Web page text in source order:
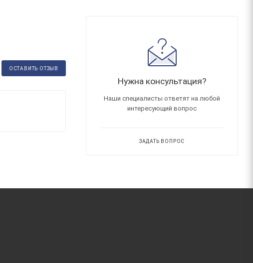
ОСТАВИТЬ ОТЗЫВ
Нужна консультация?
Наши специалисты ответят на любой
интересующий вопрос
ЗАДАТЬ ВОПРОС